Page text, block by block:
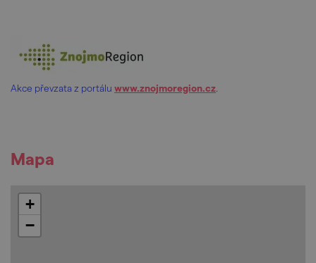
Akce převzata z portálu www.znojmoregion.cz
Mapa
+
−